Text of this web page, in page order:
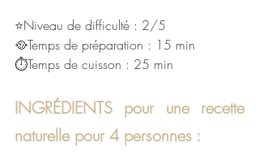
⭐Niveau de difficulté : 2/5
🥘Temps de préparation : 15 min
⏱Temps de cuisson : 25 min
INGRÉDIENTS pour une recette
naturelle pour 4 personnes :